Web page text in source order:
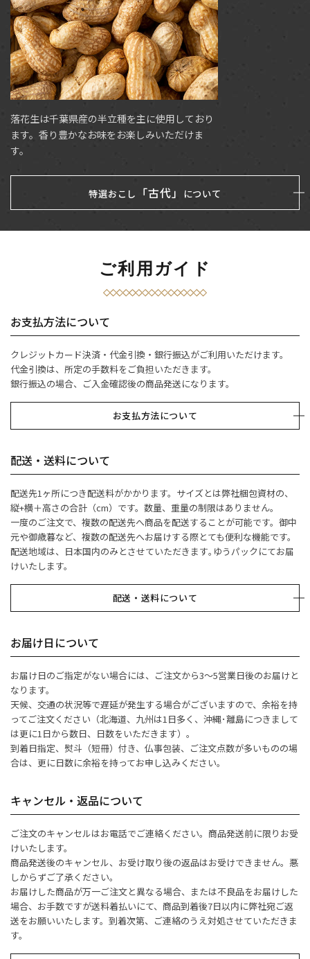
落花生は千葉県産の半立種を主に使用しており
ます。香り豊かなお味をお楽しみいただけま
す。
特選おこし 「古代」 について
ご利用ガイド
お支払方法について
クレジットカード決済・代金引換・銀行振込がご利用いただけます。
代金引換は、所定の手数料をご負担いただきます。
銀行振込の場合、ご入金確認後の商品発送になります。
お支払方法について
配送・送料について
配送先1ヶ所につき配送料がかかります。サイズとは弊社梱包資材の、
縦+横＋高さの合計（cm）です。数量、重量の制限はありません。
一度のご注文で、複数の配送先へ商品を配送することが可能です。御中
元や御歳暮など、複数の配送先へお届けする際とても便利な機能です。
配送地域は、日本国内のみとさせていただきます｡ゆうパックにてお届
けいたします。
配送・送料について
お届け日について
お届け日のご指定がない場合には、ご注文から3～5営業日後のお届けと
なります。
天候、交通の状況等で遅延が発生する場合がございますので、余裕を持
ってご注文ください（北海道、九州は1日多く、沖縄･離島につきまして
は更に1日から数日、日数をいただきます）。
到着日指定、熨斗（短冊）付き、仏事包装、ご注文点数が多いものの場
合は、更に日数に余裕を持ってお申し込みください。
キャンセル・返品について
ご注文のキャンセルはお電話でご連絡ください。商品発送前に限りお受
けいたします。
商品発送後のキャンセル、お受け取り後の返品はお受けできません。悪
しからずご了承ください。
お届けした商品が万一ご注文と異なる場合、または不良品をお届けした
場合、お手数ですが送料着払いにて、商品到着後7日以内に弊社宛ご返
送をお願いいたします。到着次第、ご連絡のうえ対処させていただきま
す。